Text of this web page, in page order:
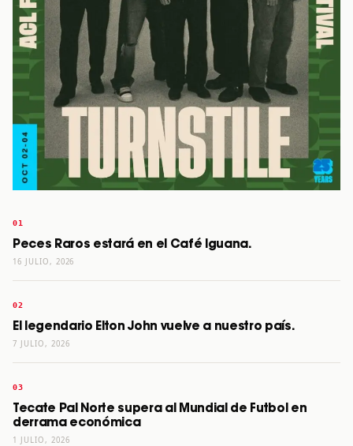
Peces Raros estará en el Café Iguana.
16 JULIO, 2026
El legendario Elton John vuelve a nuestro país.
7 JULIO, 2026
Tecate Pal Norte supera al Mundial de Futbol en
derrama económica
1 JULIO, 2026